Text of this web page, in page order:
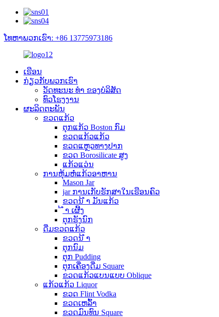
ໂທຫາພວກເຮົາ: +86 13775973186
ເຮືອນ
ກ່ຽວ​ກັບ​ພວກ​ເຮົາ
ວັດທະນະ ທຳ ຂອງບໍລິສັດ
ທົວໂຮງງານ
ຜະລິດຕະພັນ
ຂວດແກ້ວ
ຕຸກແກ້ວ Boston ກົມ
ຂວດແກ້ວແກ້ວ
ຂວດແຫຼວທາງປາກ
ຂວດ Borosilicate ສູງ
ແກ້ວແວ່ນ
ການຫຸ້ມຫໍ່ແກ້ວອາຫານ
Mason Jar
jar ການເກັບຮັກສາໃນເຮືອນຄົວ
ຂວດນ້ ຳ ມັນແກ້ວ
້ ຳ ເຜີ້ງ
ຕຸກຮັງນົກ
ດື່ມຂວດແກ້ວ
ຂວດນ້ ຳ
ຕຸກນົມ
ຕຸກ Pudding
ຕຸກເຄື່ອງດື່ມ Square
ຂວດແກ້ວແບນແບບ Oblique
ແກ້ວແກ້ວ Liquor
ຂວດ Flint Vodka
ຂວດເຫລົ້າ
ຂວດມົນທົນ Square